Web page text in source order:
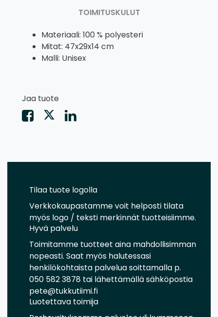
TOIMITUSKULUT
Materiaali: 100 % polyesteri
Mitat: 47x29x14 cm
Malli: Unisex
Jaa tuote
Tilaa tuote logolla
Verkkokaupastamme voit helposti tilata
myös logo / teksti merkinnät tuotteisiimme.
Hyvä palvelu
Toimitamme tuotteet aina mahdollisimman
nopeasti. Saat myös halutessasi
henkilökohtaista palvelua soittamalla p.
050 582 3878 tai lähettämällä sähköpostia
pete@tukkutiimi.fi
Luotettava toimija